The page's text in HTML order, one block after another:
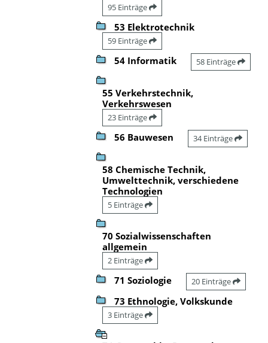
95 Einträge
53 Elektrotechnik
59 Einträge
54 Informatik 58 Einträge
55 Verkehrstechnik,
Verkehrswesen
23 Einträge
56 Bauwesen 34 Einträge
58 Chemische Technik,
Umwelttechnik, verschiedene
Technologien
5 Einträge
70 Sozialwissenschaften
allgemein
2 Einträge
71 Soziologie 20 Einträge
73 Ethnologie, Volkskunde
3 Einträge